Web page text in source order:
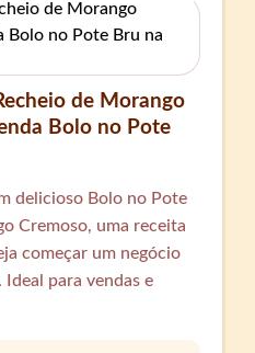
de Morango
Bolo no Pote
delicioso Bolo no Pote
Cremoso, uma receita
começar um negócio
para vendas e